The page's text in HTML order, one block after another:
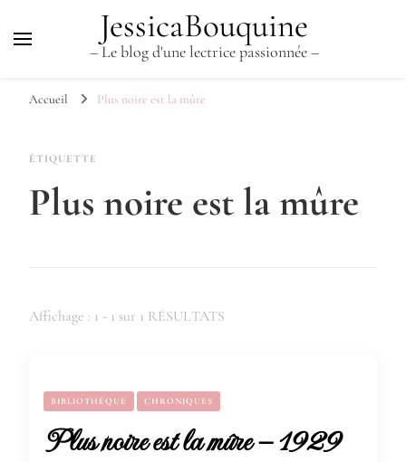
JessicaBouquine
– Le blog d'une lectrice passionnée –
Accueil Plus noire est la mûre
ÉTIQUETTE
Plus noire est la mûre
Affichage : 1 - 1 sur 1 RÉSULTATS
BIBLIOTHÈQUE CHRONIQUES
Plus noire est la mûre – 1929